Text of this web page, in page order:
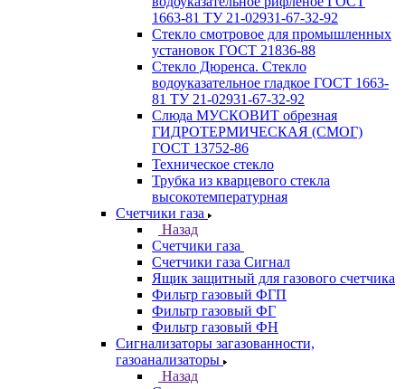
1663-81 ТУ 21-02931-67-32-92
Стекло смотровое для промышленных
установок ГОСТ 21836-88
Стекло Дюренса. Стекло
водоуказательное гладкое ГОСТ 1663-
81 ТУ 21-02931-67-32-92
Слюда МУСКОВИТ обрезная
ГИДРОТЕРМИЧЕСКАЯ (СМОГ)
ГОСТ 13752-86
Техническое стекло
Трубка из кварцевого стекла
высокотемпературная
Счетчики газа
Назад
Счетчики газа
Счетчики газа Сигнал
Ящик защитный для газового счетчика
Фильтр газовый ФГП
Фильтр газовый ФГ
Фильтр газовый ФН
Сигнализаторы загазованности,
газоанализаторы
Назад